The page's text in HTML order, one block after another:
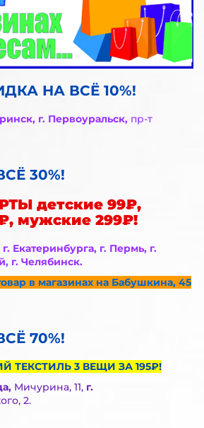
НА ВСЁ 10%!
г. Первоуральск, пр-т
30%!
детские 99₽,
мужские 299₽!
Екатеринбурга, г. Пермь, г.
г. Челябинск.
в магазинах на Бабушкина, 45
70%!
3 ВЕЩИ ЗА 195₽!
Мичурина, 11, г.
2.